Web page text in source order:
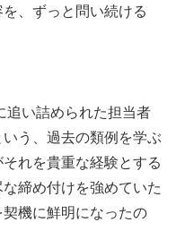
、ずっと問い続ける
追い詰められた担当者
う、過去の類例を学ぶ
れを貴重な経験とする
締め付けを強めていた
機に鮮明になったの